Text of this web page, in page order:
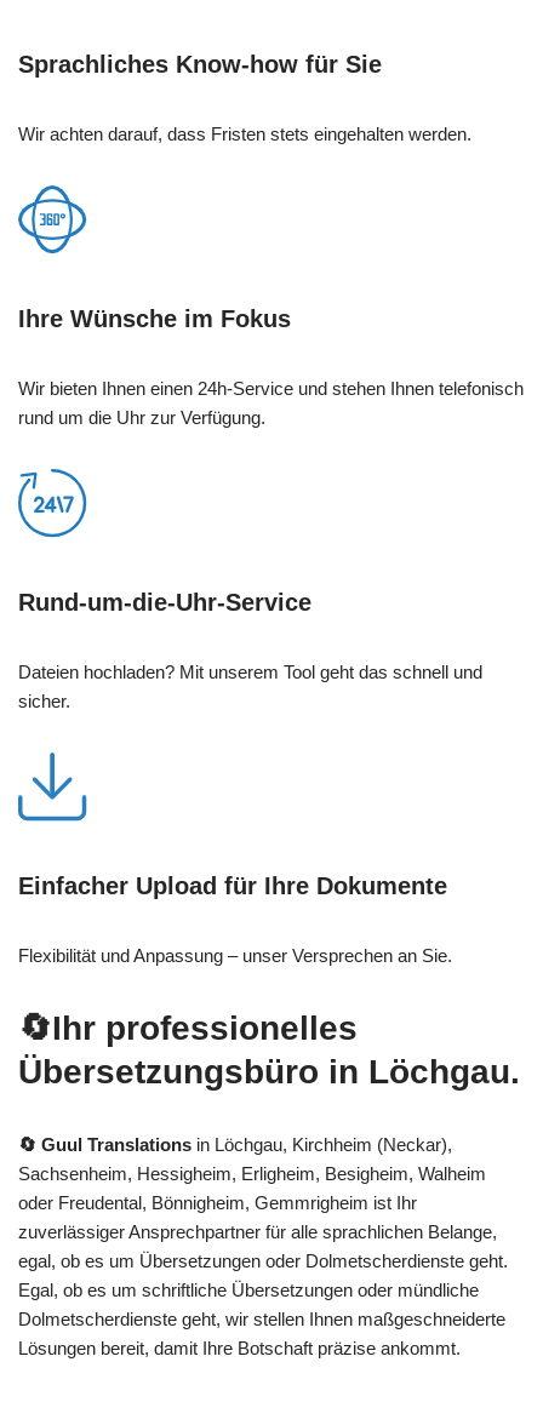
Sprachliches Know-how für Sie
Wir achten darauf, dass Fristen stets eingehalten werden.
Ihre Wünsche im Fokus
Wir bieten Ihnen einen 24h-Service und stehen Ihnen telefonisch
rund um die Uhr zur Verfügung.
Rund-um-die-Uhr-Service
Dateien hochladen? Mit unserem Tool geht das schnell und
sicher.
Einfacher Upload für Ihre Dokumente
Flexibilität und Anpassung – unser Versprechen an Sie.
🔄Ihr professionelles
Übersetzungsbüro in Löchgau.
🔄 Guul Translations in Löchgau, Kirchheim (Neckar),
Sachsenheim, Hessigheim, Erligheim, Besigheim, Walheim
oder Freudental, Bönnigheim, Gemmrigheim ist Ihr
zuverlässiger Ansprechpartner für alle sprachlichen Belange,
egal, ob es um Übersetzungen oder Dolmetscherdienste geht.
Egal, ob es um schriftliche Übersetzungen oder mündliche
Dolmetscherdienste geht, wir stellen Ihnen maßgeschneiderte
Lösungen bereit, damit Ihre Botschaft präzise ankommt.